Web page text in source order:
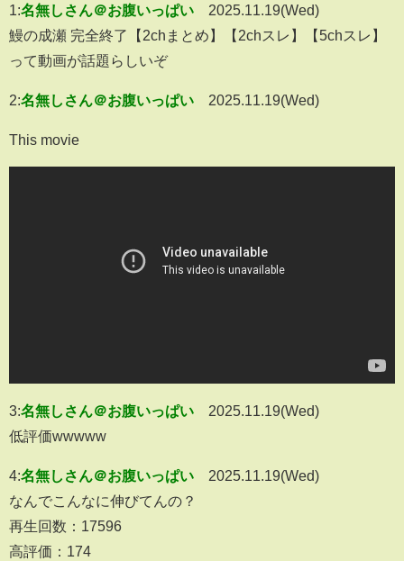
1:名無しさん＠お腹いっぱい
2025.11.19(Wed)
鰻の成瀬 完全終了【2chまとめ】【2chスレ】【5chスレ】
って動画が話題らしいぞ
2:名無しさん＠お腹いっぱい 2025.11.19(Wed)
This movie
3:名無しさん＠お腹いっぱい
2025.11.19(Wed)
低評価wwwww
4:名無しさん＠お腹いっぱい
2025.11.19(Wed)
なんでこんなに伸びてんの？
再生回数：17596
高評価：174